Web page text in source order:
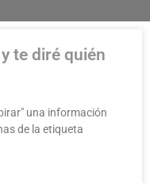
te diré quién
una información
de la etiqueta